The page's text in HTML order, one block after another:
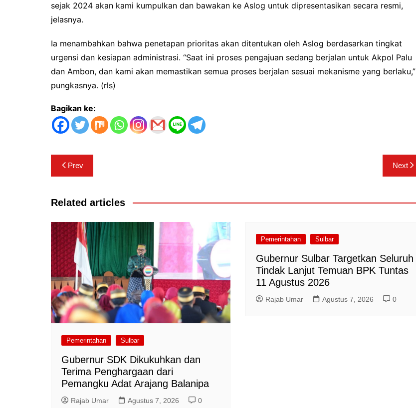
sejak 2024 akan kami kumpulkan dan bawakan ke Aslog untuk dipresentasikan secara resmi,
jelasnya.
Ia menambahkan bahwa penetapan prioritas akan ditentukan oleh Aslog berdasarkan tingkat
urgensi dan kesiapan administrasi. “Saat ini proses pengajuan sedang berjalan untuk Akpol Palu
dan Ambon, dan kami akan memastikan semua proses berjalan sesuai mekanisme yang berlaku,”
pungkasnya. (rls)
Bagikan ke:
Navigasi
pos
Prev Next
Related articles
Pemerintahan Sulbar
Gubernur SDK Dikukuhkan dan
Terima Penghargaan dari
Pemangku Adat Arajang Balanipa
Rajab Umar Agustus 7, 2026 0
Pemerintahan Sulbar
Gubernur Sulbar Targetkan Seluruh
Tindak Lanjut Temuan BPK Tuntas
11 Agustus 2026
Rajab Umar Agustus 7, 2026 0